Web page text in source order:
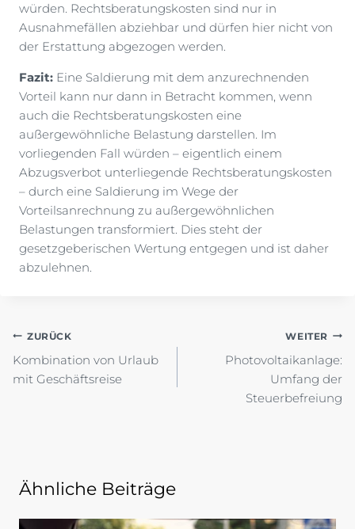
würden. Rechtsberatungskosten sind nur in
Ausnahmefällen abziehbar und dürfen hier nicht von
der Erstattung abgezogen werden.
Fazit: Eine Saldierung mit dem anzurechnenden
Vorteil kann nur dann in Betracht kommen, wenn
auch die Rechtsberatungskosten eine
außergewöhnliche Belastung darstellen. Im
vorliegenden Fall würden – eigentlich einem
Abzugsverbot unterliegende Rechtsberatungskosten
– durch eine Saldierung im Wege der
Vorteilsanrechnung zu außergewöhnlichen
Belastungen transformiert. Dies steht der
gesetzgeberischen Wertung entgegen und ist daher
abzulehnen.
Beitragsnavigation
ZURÜCK
Kombination von Urlaub
mit Geschäftsreise
WEITER
Photovoltaikanlage:
Umfang der
Steuerbefreiung
Ähnliche Beiträge